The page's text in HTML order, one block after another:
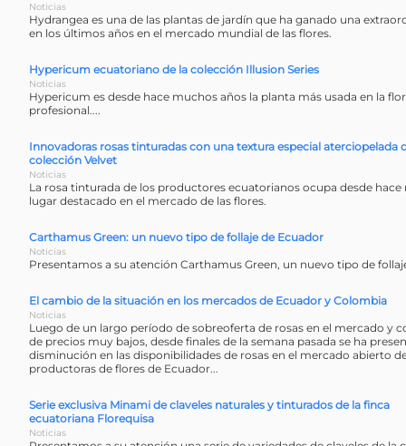
Noticias
Hydrangea es una de las plantas de jardín que ha ganado una
en los últimos años en el mercado mundial de las flores.
Hypericum ecuatoriano de la colección Illusion Series
Noticias
Hypericum es desde hace muchos años la planta más usada en la
profesional....
Innovadoras rosas tinturadas con una textura especial aterciopelada
colección Velvet
Noticias
La rosa tinturada de los productores ecuatorianos ocupa desde
lugar destacado en el mercado de las flores.
Carthamus Green: un nuevo tipo de follaje de Ecuador
Noticias
Presentamos a su atención Carthamus Green, un nuevo tipo de
El cambio de la situación en los mercados de Ecuador y Colombia
Noticias
Luego de un largo período de sobreoferta de rosas en el mercado y
de precios muy bajos, desde finales de la semana pasada se ha
disminución en las disponibilidades de rosas en el mercado abierto
productoras de flores de Ecuador...
Serie exclusiva Minami de claveles naturales y tinturados de la finca
ecuatoriana Florequisa
Noticias